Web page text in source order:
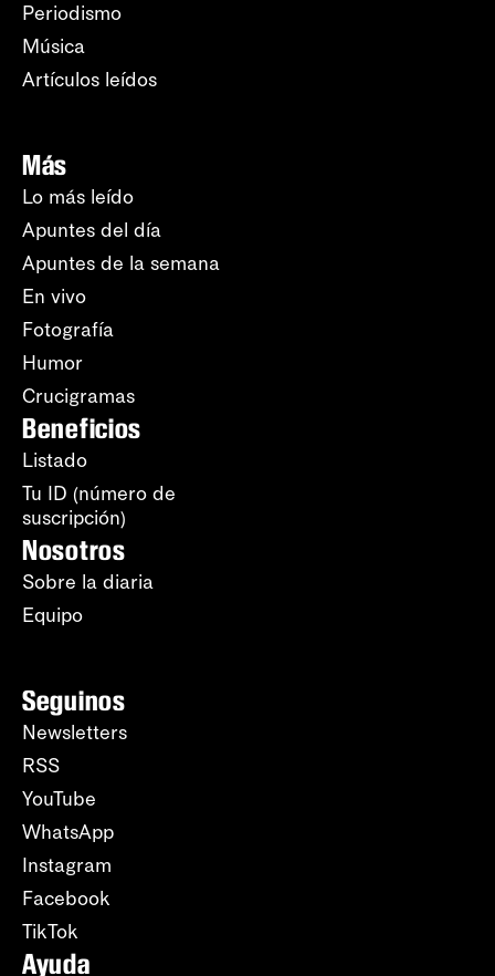
Periodismo
Música
Artículos leídos
Más
Lo más leído
Apuntes del día
Apuntes de la semana
En vivo
Fotografía
Humor
Crucigramas
Beneficios
Listado
Tu ID (número de
suscripción)
Nosotros
Sobre la diaria
Equipo
Seguinos
Newsletters
RSS
YouTube
WhatsApp
Instagram
Facebook
TikTok
Ayuda